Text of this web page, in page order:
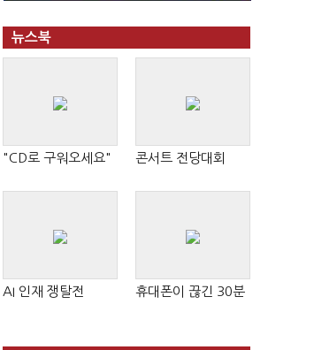
뉴스북
"CD로 구워오세요" 콘서트 전당대회
AI 인재 쟁탈전 휴대폰이 끊긴 30분